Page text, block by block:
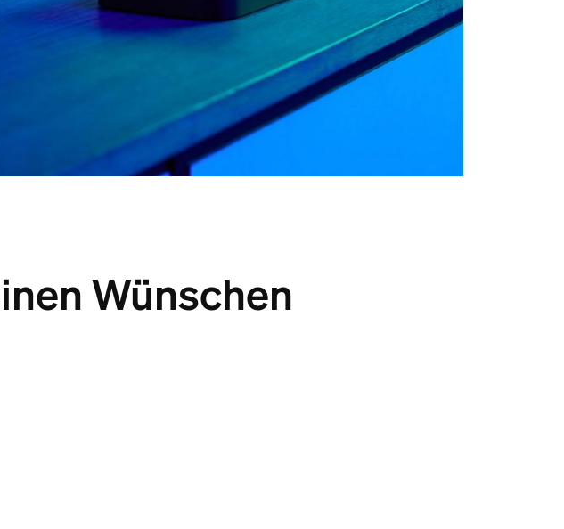
Wünschen